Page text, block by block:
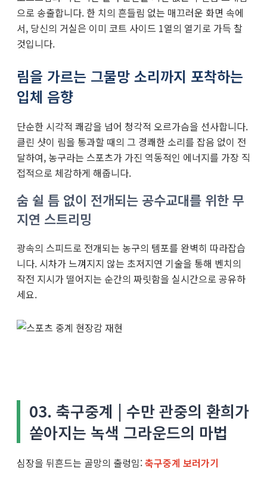
으로 송출합니다. 한 치의 흔들림 없는 매끄러운 화면 속에
서, 당신의 거실은 이미 코트 사이드 1열의 열기로 가득 찰
것입니다.
림을 가르는 그물망 소리까지 포착하는
입체 음향
단순한 시각적 쾌감을 넘어 청각적 오르가슴을 선사합니다.
클린 샷이 림을 통과할 때의 그 경쾌한 소리를 잡음 없이 전
달하여, 농구라는 스포츠가 가진 역동적인 에너지를 가장 직
접적으로 체감하게 해줍니다.
숨 쉴 틈 없이 전개되는 공수교대를 위한 무
지연 스트리밍
광속의 스피드로 전개되는 농구의 템포를 완벽히 따라잡습
니다. 시차가 느껴지지 않는 초저지연 기술을 통해 벤치의
작전 지시가 떨어지는 순간의 짜릿함을 실시간으로 공유하
세요.
03. 축구중계 | 수만 관중의 환희가
쏟아지는 녹색 그라운드의 마법
심장을 뒤흔드는 골망의 출렁임:축구중계 보러가기